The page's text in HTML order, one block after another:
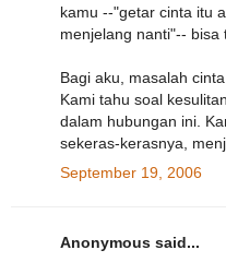
kamu --"getar cinta itu
menjelang nanti"-- bisa
Bagi aku, masalah
Kami tahu soal
dalam hubungan ini.
sekeras-kerasnya,
September 19, 2006
Anonymous said...